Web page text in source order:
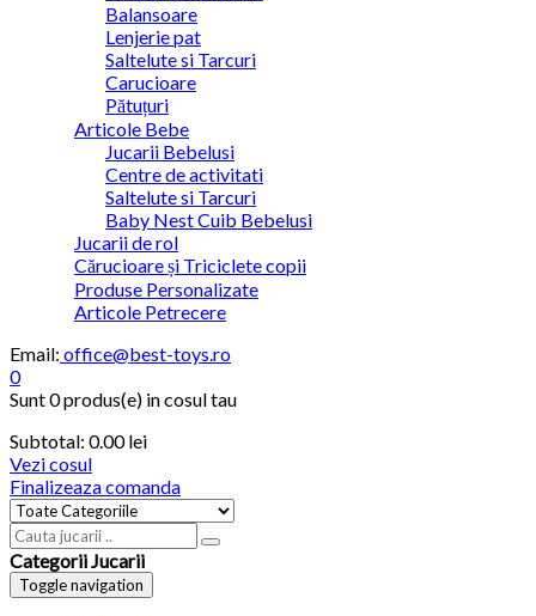
Balansoare
Lenjerie pat
Saltelute si Tarcuri
Carucioare
Pătuțuri
Articole Bebe
Jucarii Bebelusi
Centre de activitati
Saltelute si Tarcuri
Baby Nest Cuib Bebelusi
Jucarii de rol
Cărucioare și Triciclete copii
Produse Personalizate
Articole Petrecere
Email: office@best-toys.ro
0
Sunt0 produs(e) in cosul tau
Subtotal: 0.00lei
Vezi cosul
Finalizeaza comanda
Categorii Jucarii
Toggle navigation